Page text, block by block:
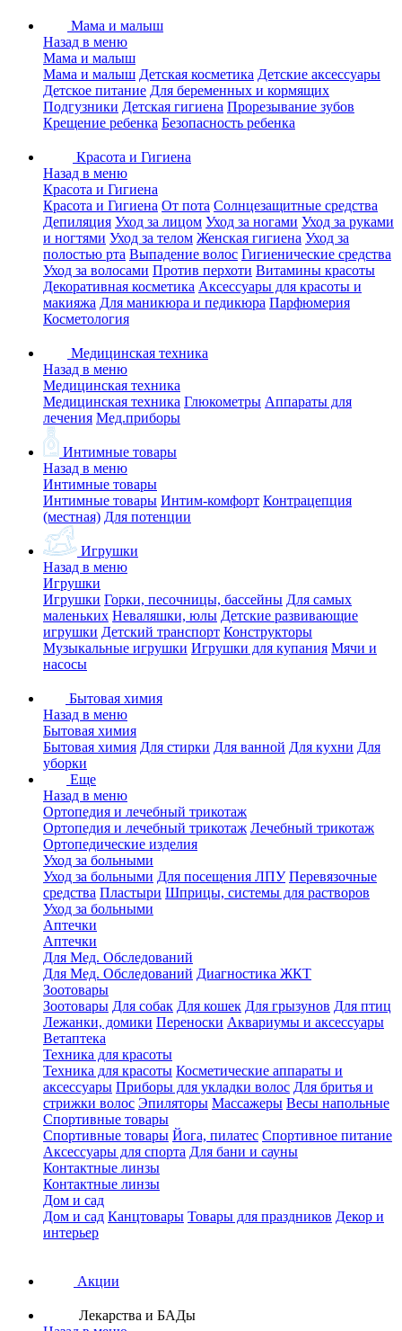
Мама и малыш
Назад в меню
Мама и малыш
Мама и малыш Детская косметика Детские аксессуары
Детское питание Для беременных и кормящих
Подгузники Детская гигиена Прорезывание зубов
Крещение ребенка Безопасность ребенка
Красота и Гигиена
Назад в меню
Красота и Гигиена
Красота и Гигиена От пота Солнцезащитные средства
Депиляция Уход за лицом Уход за ногами Уход за руками
и ногтями Уход за телом Женская гигиена Уход за
полостью рта Выпадение волос Гигиенические средства
Уход за волосами Против перхоти Витамины красоты
Декоративная косметика Аксессуары для красоты и
макияжа Для маникюра и педикюра Парфюмерия
Косметология
Медицинская техника
Назад в меню
Медицинская техника
Медицинская техника Глюкометры Аппараты для
лечения Мед.приборы
Интимные товары
Назад в меню
Интимные товары
Интимные товары Интим-комфорт Контрацепция
(местная) Для потенции
Игрушки
Назад в меню
Игрушки
Игрушки Горки, песочницы, бассейны Для самых
маленьких Неваляшки, юлы Детские развивающие
игрушки Детский транспорт Конструкторы
Музыкальные игрушки Игрушки для купания Мячи и
насосы
Бытовая химия
Назад в меню
Бытовая химия
Бытовая химия Для стирки Для ванной Для кухни Для
уборки
Еще
Назад в меню
Ортопедия и лечебный трикотаж
Ортопедия и лечебный трикотаж Лечебный трикотаж
Ортопедические изделия
Уход за больными
Уход за больными Для посещения ЛПУ Перевязочные
средства Пластыри Шприцы, системы для растворов
Уход за больными
Аптечки
Аптечки
Для Мед. Обследований
Для Мед. Обследований Диагностика ЖКТ
Зоотовары
Зоотовары Для собак Для кошек Для грызунов Для птиц
Лежанки, домики Переноски Аквариумы и аксессуары
Ветаптека
Техника для красоты
Техника для красоты Косметические аппараты и
аксессуары Приборы для укладки волос Для бритья и
стрижки волос Эпиляторы Массажеры Весы напольные
Спортивные товары
Спортивные товары Йога, пилатес Спортивное питание
Аксессуары для спорта Для бани и сауны
Контактные линзы
Контактные линзы
Дом и сад
Дом и сад Канцтовары Товары для праздников Декор и
интерьер
Акции
Лекарства и БАДы